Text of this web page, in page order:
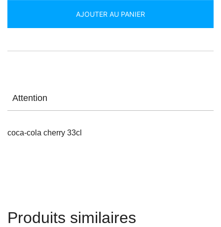
AJOUTER AU PANIER
Attention
coca-cola cherry 33cl
Produits similaires